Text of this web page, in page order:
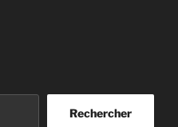
Rechercher